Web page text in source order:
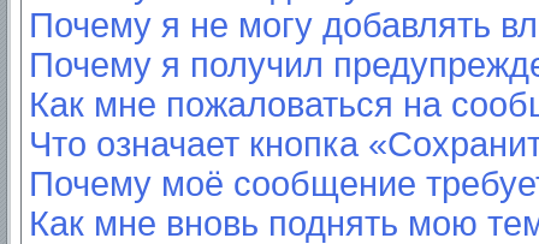
Почему я не могу добавлять
Почему я получил
Как мне пожаловаться на
Что означает кнопка
Почему моё сообщение
Как мне вновь поднять мою